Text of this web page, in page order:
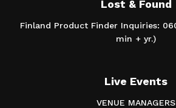
Lost & Found
Finland Product Finder Inquiries:
min + yr.)
Live Events
VENUE MANAGERS